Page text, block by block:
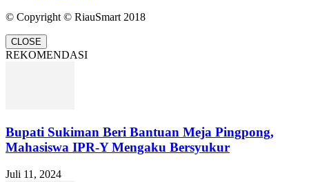
© Copyright © RiauSmart 2018
CLOSE
REKOMENDASI
Bupati Sukiman Beri Bantuan Meja Pingpong,
Mahasiswa IPR-Y Mengaku Bersyukur
Juli 11, 2024